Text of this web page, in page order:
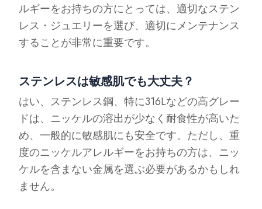
ルギーをお持ちの方にとっては、適切なステン
レス・ジュエリーを選び、適切にメンテナンス
することが非常に重要です。
ステンレスは敏感肌でも大丈夫？
はい、ステンレス鋼、特に316Lなどの高グレー
ドは、ニッケルの溶出が少なく耐食性が高いた
め、一般的に敏感肌にも安全です。ただし、重
度のニッケルアレルギーをお持ちの方は、ニッ
ケルを含まない金属を選ぶ必要があるかもしれ
ません。